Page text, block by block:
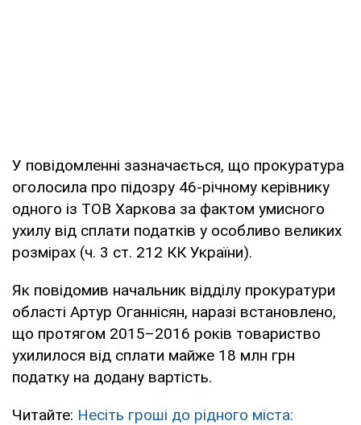
У повідомленні зазначається, що прокуратура
оголосила про підозру 46-річному керівнику
одного із ТОВ Харкова за фактом умисного
ухилу від сплати податків у особливо великих
розмірах (ч. 3 ст. 212 КК України).
Як повідомив начальник відділу прокуратури
області Артур Оганнісян, наразі встановлено,
що протягом 2015–2016 років товариство
ухилилося від сплати майже 18 млн грн
податку на додану вартість.
Читайте: Несіть гроші до рідного міста: